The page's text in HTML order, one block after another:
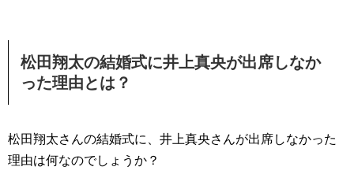
松田翔太の結婚式に井上真央が出席しなか
った理由とは？
松田翔太さんの結婚式に、井上真央さんが出席しなかった
理由は何なのでしょうか？